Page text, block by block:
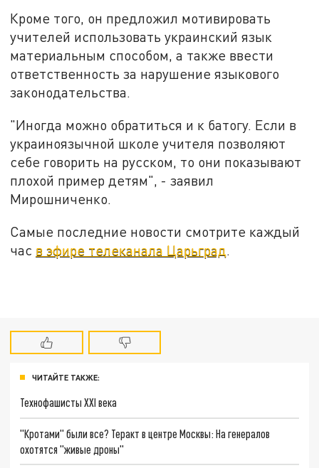
Кроме того, он предложил мотивировать
учителей использовать украинский язык
материальным способом, а также ввести
ответственность за нарушение языкового
законодательства.
"Иногда можно обратиться и к батогу. Если в
украиноязычной школе учителя позволяют
себе говорить на русском, то они показывают
плохой пример детям", - заявил
Мирошниченко.
Самые последние новости смотрите каждый
час в эфире телеканала Царьград
ЧИТАЙТЕ ТАКЖЕ:
Технофашисты XXI века
"Кротами" были все? Теракт в центре Москвы: На генералов
охотятся "живые дроны"